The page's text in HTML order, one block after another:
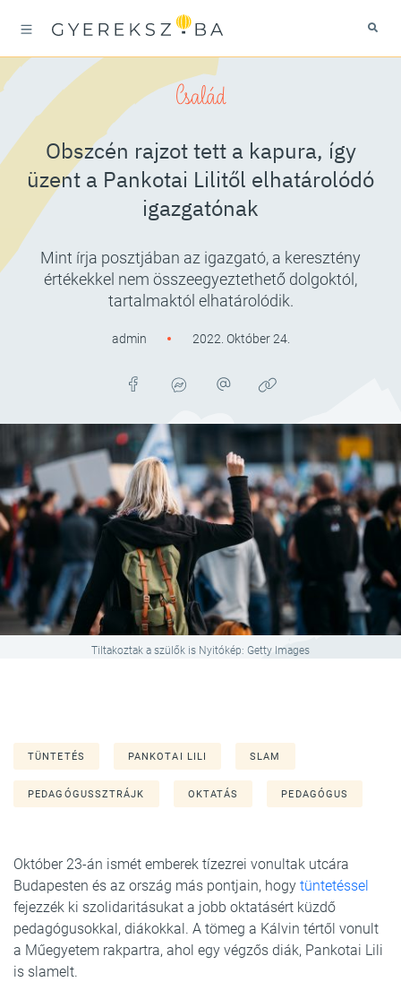
Család
Obszcén rajzot tett a kapura, így
üzent a Pankotai Lilitől elhatárolódó
igazgatónak
Mint írja posztjában az igazgató, a keresztény
értékekkel nem összeegyeztethető dolgoktól,
tartalmaktól elhatárolódik.
admin 2022. Október 24.
Tiltakoztak a szülők is Nyitókép: Getty Images
TÜNTETÉS PANKOTAI LILI SLAM
PEDAGÓGUSSZTRÁJK OKTATÁS PEDAGÓGUS
Október 23-án ismét emberek tízezrei vonultak utcára
Budapesten és az ország más pontjain, hogy tüntetéssel
fejezzék ki szolidaritásukat a jobb oktatásért küzdő
pedagógusokkal, diákokkal. A tömeg a Kálvin tértől vonult
a Műegyetem rakpartra, ahol egy végzős diák, Pankotai Lili
is slamelt.